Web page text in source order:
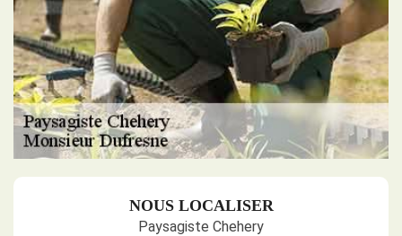
NOUS LOCALISER
Paysagiste Chehery